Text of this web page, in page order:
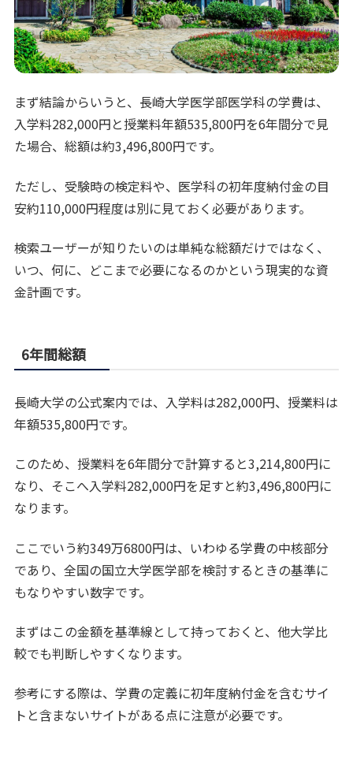
まず結論からいうと、長崎大学医学部医学科の学費は、
入学料282,000円と授業料年額535,800円を6年間分で見
た場合、総額は約3,496,800円です。
ただし、受験時の検定料や、医学科の初年度納付金の目
安約110,000円程度は別に見ておく必要があります。
検索ユーザーが知りたいのは単純な総額だけではなく、
いつ、何に、どこまで必要になるのかという現実的な資
金計画です。
6年間総額
長崎大学の公式案内では、入学料は282,000円、授業料は
年額535,800円です。
このため、授業料を6年間分で計算すると3,214,800円に
なり、そこへ入学料282,000円を足すと約3,496,800円に
なります。
ここでいう約349万6800円は、いわゆる学費の中核部分
であり、全国の国立大学医学部を検討するときの基準に
もなりやすい数字です。
まずはこの金額を基準線として持っておくと、他大学比
較でも判断しやすくなります。
参考にする際は、学費の定義に初年度納付金を含むサイ
トと含まないサイトがある点に注意が必要です。